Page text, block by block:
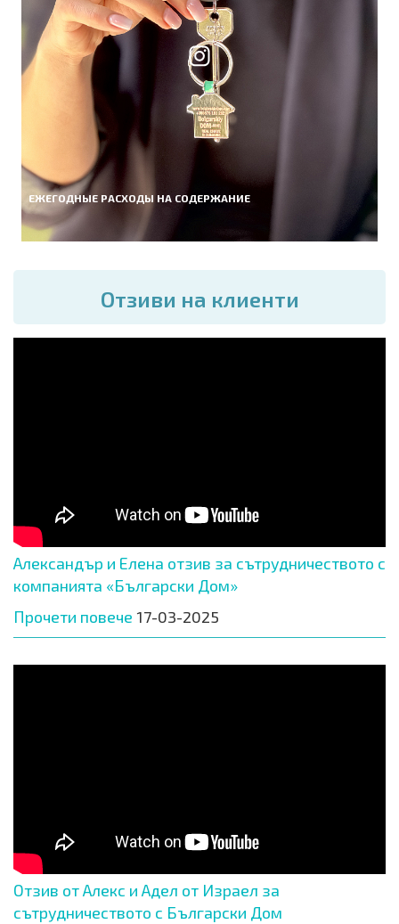
ЕЖЕГОДНЫЕ РАСХОДЫ НА СОДЕРЖАНИЕ
Отзиви на клиенти
Александър и Елена отзив за сътрудничеството с
компанията «Български Дом»
Прочети повече 17-03-2025
Отзив от Алекс и Адел от Израел за
сътрудничеството с Български Дом